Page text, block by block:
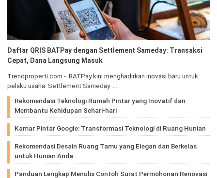
Daftar QRIS BATPay dengan Settlement Sameday: Transaksi
Cepat, Dana Langsung Masuk
Trendproperti.com - BATPay kini menghadirkan inovasi baru untuk
pelaku usaha: Settlement Sameday .…
Rekomendasi Teknologi Rumah Pintar yang Inovatif dan
Membantu Kehidupan Sehari-hari
Kamar Pintar Google: Transformasi Teknologi di Ruang Hunian
Rekomendasi Desain Ruang Tamu yang Elegan dan Berkelas
untuk Hunian Anda
Panduan Lengkap Menulis Contoh Surat Permohonan Renovasi